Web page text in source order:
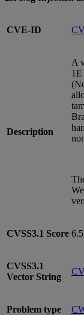
CVE-ID
Description
A
CVSS3.1 Score
CVSS3.1
Vector String
Problem type